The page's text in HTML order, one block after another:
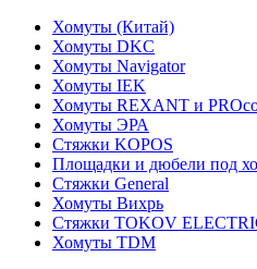
Хомуты (Китай)
Хомуты DKC
Хомуты Navigator
Хомуты IEK
Хомуты REXANT и
Хомуты ЭРА
Стяжки KOPOS
Площадки и дюбели под
Стяжки General
Хомуты Вихрь
Стяжки TOKOV
Хомуты TDM